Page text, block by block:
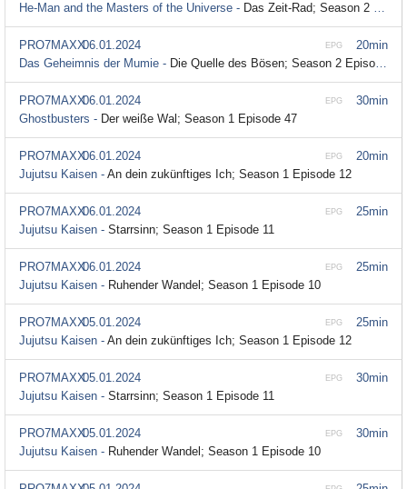
He-Man and the Masters of the Universe - Das Zeit-Rad; Season 2 Episode 32
20min
EPG
PRO7MAXX06.01.2024
Das Geheimnis der Mumie - Die Quelle des Bösen; Season 2 Episode 9
30min
EPG
PRO7MAXX06.01.2024
Ghostbusters - Der weiße Wal; Season 1 Episode 47
20min
EPG
PRO7MAXX06.01.2024
Jujutsu Kaisen - An dein zukünftiges Ich; Season 1 Episode 12
25min
EPG
PRO7MAXX06.01.2024
Jujutsu Kaisen - Starrsinn; Season 1 Episode 11
25min
EPG
PRO7MAXX06.01.2024
Jujutsu Kaisen - Ruhender Wandel; Season 1 Episode 10
25min
EPG
PRO7MAXX05.01.2024
Jujutsu Kaisen - An dein zukünftiges Ich; Season 1 Episode 12
30min
EPG
PRO7MAXX05.01.2024
Jujutsu Kaisen - Starrsinn; Season 1 Episode 11
30min
EPG
PRO7MAXX05.01.2024
Jujutsu Kaisen - Ruhender Wandel; Season 1 Episode 10